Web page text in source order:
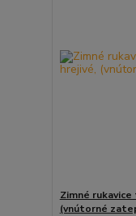
Zimné
(vnútorné